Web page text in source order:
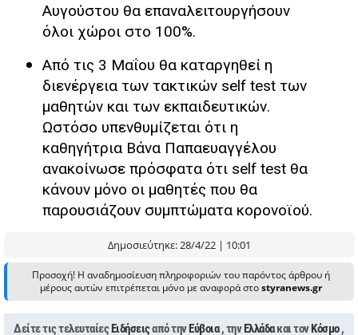
Αυγούστου θα επαναλειτουργήσουν
όλοι χώροι στο 100%.
Από τις 3 Μαΐου θα καταργηθεί η
διενέργεια των τακτικών self test των
μαθητών και των εκπαιδευτικών.
Ωστόσο υπενθυμίζεται ότι η
καθηγήτρια Βάνα Παπαευαγγέλου
ανακοίνωσε πρόσφατα ότι self test θα
κάνουν μόνο οι μαθητές που θα
παρουσιάζουν συμπτώματα κορονοϊού.
Δημοσιεύτηκε: 28/4/22 | 10:01
Προσοχή! Η αναδημοσίευση πληροφοριών του παρόντος άρθρου ή
μέρους αυτών επιτρέπεται μόνο με αναφορά στοstyranews.gr
Δείτε τις τελευταίες Ειδήσειςαπό την Εύβοια , την Ελλάδακαι τον Κόσμο,